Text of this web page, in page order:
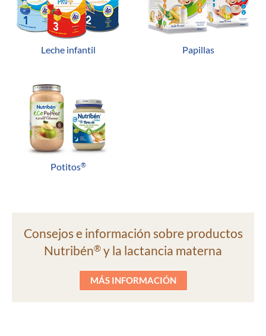
Leche infantil Papillas
Potitos®
Consejos e información sobre productos
Nutribén® y la lactancia materna
MÁS INFORMACIÓN